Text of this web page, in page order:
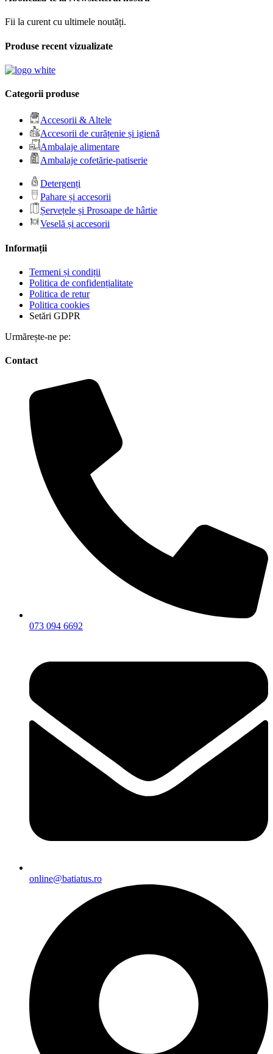
Fii la curent cu ultimele noutăți.
Produse recent vizualizate
Categorii produse
Accesorii & Altele
Accesorii de curățenie și igienă
Ambalaje alimentare
Ambalaje cofetărie-patiserie
Detergenți
Pahare și accesorii
Șervețele și Prosoape de hârtie
Veselă și accesorii
Informații
Termeni și condiții
Politica de confidențialitate
Politica de retur
Politica cookies
Setări GDPR
Urmărește-ne pe:
Contact
073 094 6692
online@batiatus.ro